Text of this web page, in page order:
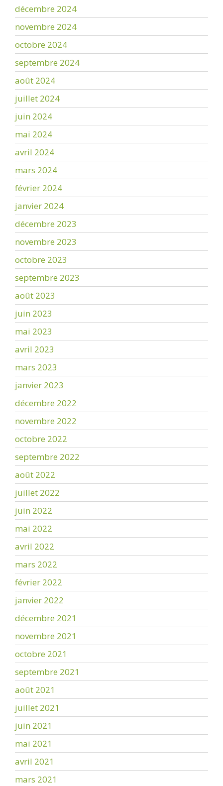
décembre 2024
novembre 2024
octobre 2024
septembre 2024
août 2024
juillet 2024
juin 2024
mai 2024
avril 2024
mars 2024
février 2024
janvier 2024
décembre 2023
novembre 2023
octobre 2023
septembre 2023
août 2023
juin 2023
mai 2023
avril 2023
mars 2023
janvier 2023
décembre 2022
novembre 2022
octobre 2022
septembre 2022
août 2022
juillet 2022
juin 2022
mai 2022
avril 2022
mars 2022
février 2022
janvier 2022
décembre 2021
novembre 2021
octobre 2021
septembre 2021
août 2021
juillet 2021
juin 2021
mai 2021
avril 2021
mars 2021